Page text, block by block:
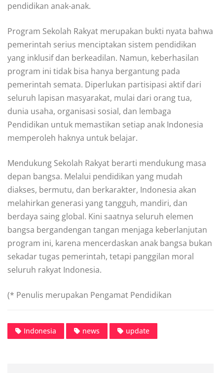
pendidikan anak-anak.
Program Sekolah Rakyat merupakan bukti nyata bahwa
pemerintah serius menciptakan sistem pendidikan
yang inklusif dan berkeadilan. Namun, keberhasilan
program ini tidak bisa hanya bergantung pada
pemerintah semata. Diperlukan partisipasi aktif dari
seluruh lapisan masyarakat, mulai dari orang tua,
dunia usaha, organisasi sosial, dan lembaga
Pendidikan untuk memastikan setiap anak Indonesia
memperoleh haknya untuk belajar.
Mendukung Sekolah Rakyat berarti mendukung masa
depan bangsa. Melalui pendidikan yang mudah
diakses, bermutu, dan berkarakter, Indonesia akan
melahirkan generasi yang tangguh, mandiri, dan
berdaya saing global. Kini saatnya seluruh elemen
bangsa bergandengan tangan menjaga keberlanjutan
program ini, karena mencerdaskan anak bangsa bukan
sekadar tugas pemerintah, tetapi panggilan moral
seluruh rakyat Indonesia.
(* Penulis merupakan Pengamat Pendidikan
Indonesia news update